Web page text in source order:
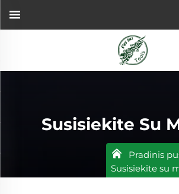
Susisiekite Su
Pradinis
Susisiekite su